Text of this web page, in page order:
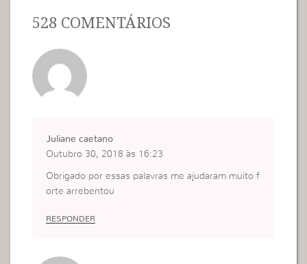
528 COMENTÁRIOS
Juliane caetano
Outubro 30, 2018 às 16:23
Obrigado por essas palavras me ajudaram muito f
orte arrebentou
RESPONDER